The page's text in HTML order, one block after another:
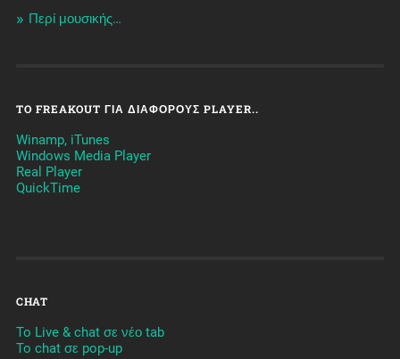
Περί μουσικής…
TO FREAKOUT ΓΙΑ ΔΙΆΦΟΡΟΥΣ PLAYER..
Winamp, iTunes
Windows Media Player
Real Player
QuickTime
CHAT
To Live & chat σε νέο tab
To chat σε pop-up